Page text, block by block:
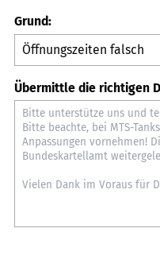
Grund:
Übermittle die richtigen